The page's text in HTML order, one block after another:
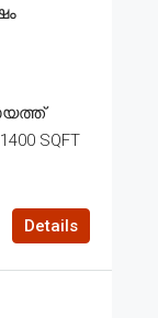
SQFT
Details